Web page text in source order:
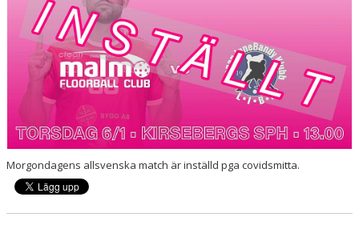
Morgondagens allsvenska match är inställd pga covidsmitta.